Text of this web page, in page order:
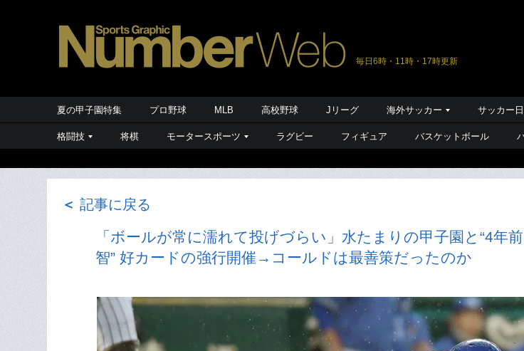
毎日6時・11時・17時更新
夏の甲子園特集 プロ野球 MLB 高校野球 Jリーグ 海外サッカー サッカー
格闘技 将棋 モータースポーツ ラグビー フィギュア バスケットボール
＜ 記事に戻る
「ボールが常に濡れて投げづらい」水たまりの甲子園と“4年
智” 好カードの強行開催→コールドは最善策だったのか